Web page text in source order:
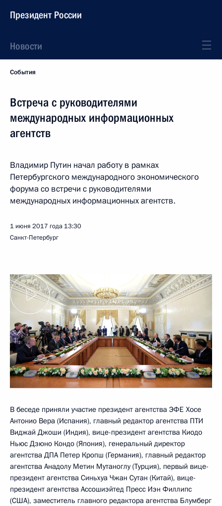
Президент России
Новости
События
Встреча с руководителями
международных информационных
агентств
Владимир Путин начал работу в рамках
Петербургского международного экономического
форума со встречи с руководителями
международных информационных агентств.
1 июня 2017 года 13:30
Санкт-Петербург
В беседе приняли участие президент агентства ЭФЕ Хосе
Антонио Вера (Испания), главный редактор агентства ПТИ
Виджай Джоши (Индия), вице-президент агентства Киодо
Ньюс Дзюно Кондо (Япония), генеральный директор
агентства ДПА Петер Кропш (Германия), главный редактор
агентства Анадолу Метин Мутаноглу (Турция), первый вице-
президент агентства Синьхуа Чжан Сутан (Китай), вице-
президент агентства Ассошиэйтед Пресс Иэн Филлипс
(США), заместитель главного редактора агентства Блумберг